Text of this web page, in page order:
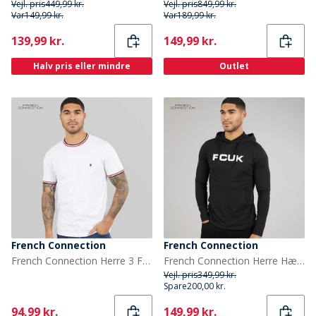
Vejl. pris449,99 kr.
Var149,99 kr.
Current
139,99 kr.
Halv pris eller mindre
Vejl. pris849,99 kr.
Var189,99 kr.
Current
149,99 kr.
Outlet
French Connection
French Connection Herre 3 Farvet Ring T-shirt Hvid
Current
94,99 kr.
French Connection
French Connection Herre Hættetrøjer Sort
Vejl. pris349,99 kr.
Spare200,00 kr.
Current
149,99 kr.